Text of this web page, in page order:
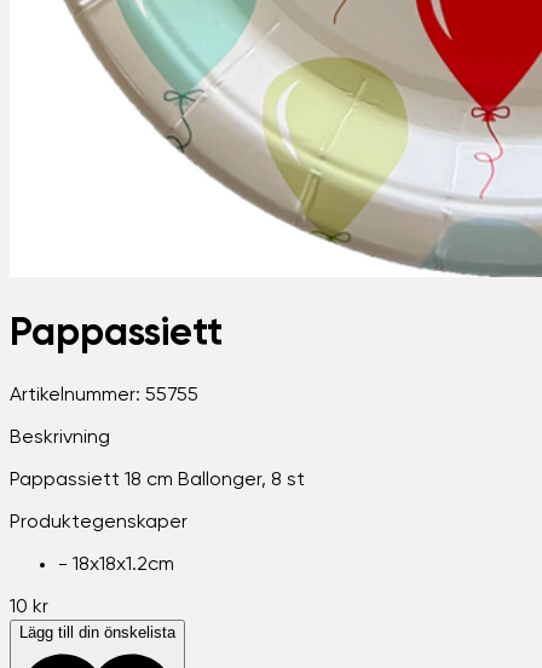
Pappassiett
Artikelnummer: 55755
Beskrivning
Pappassiett 18 cm Ballonger, 8 st
Produktegenskaper
- 18x18x1.2cm
10 kr
Lägg till din önskelista